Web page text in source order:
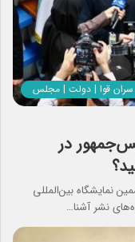
سران قوا | دولت | مجلس
در
نمایشگاه بین‌المللی
نشر آشنا…